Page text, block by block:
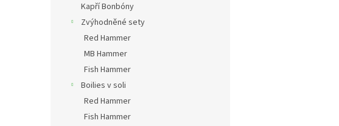
Kapří Bonbóny
Zvýhodněné sety
Red Hammer
MB Hammer
Fish Hammer
Boilies v soli
Red Hammer
Fish Hammer